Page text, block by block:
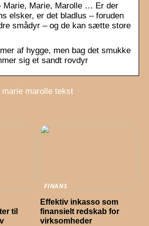
Marie, Marolle … Er der
elsker, er det bladlus – foruden
smådyr – og de kan sætte store
af hygge, men bag det smukke
sig et sandt rovdyr
marolle tekst
til
FINANS
Effektiv inkasso som
finansielt redskab for
virksomheder